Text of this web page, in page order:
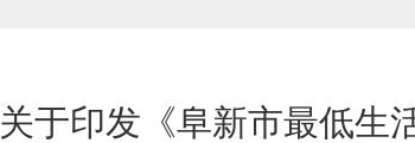
关于印发《阜新市最低生